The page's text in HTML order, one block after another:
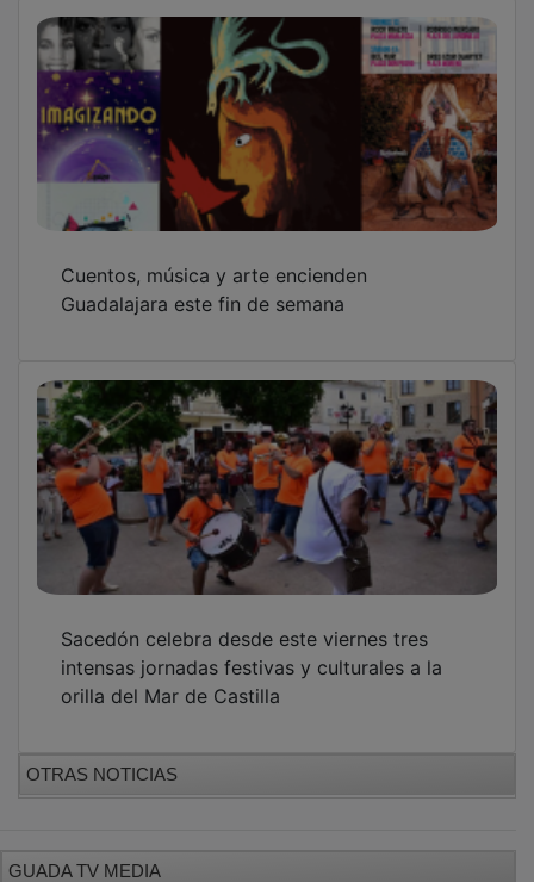
Cuentos, música y arte encienden
Guadalajara este fin de semana
Sacedón celebra desde este viernes tres
intensas jornadas festivas y culturales a la
orilla del Mar de Castilla
OTRAS NOTICIAS
GUADA TV MEDIA